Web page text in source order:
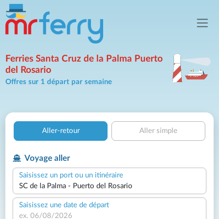
Ferries Santa Cruz de la Palma Puerto
del Rosario
Offres sur 1 départ par semaine
Aller-retour Aller simple
Voyage aller
Saisissez un port ou un itinéraire
Saisissez une date de départ